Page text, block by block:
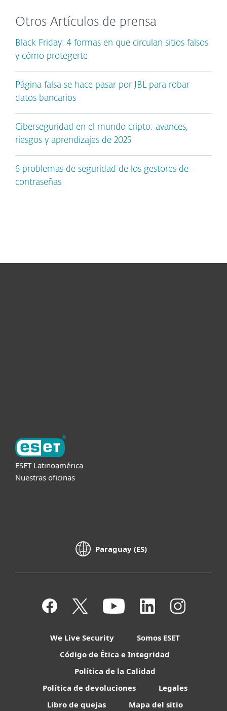
Otros Artículos de prensa
Black Friday: 4 formas en que circulan sitios falsos
y cómo protegerte
Página falsa se hace pasar por JBL para robar
datos bancarios
Ciberseguridad en el mundo cripto: avances,
riesgos y aprendizajes de 2025
6 problemas de seguridad de los gestores de
contraseñas
ESET Latinoamérica
Nuestras oficinas
Paraguay (ES)
We Live Security
Somos ESET
Código de Ética e Integridad
Política de la Calidad
Política de devoluciones
Legales
Libro de quejas
Mapa del sitio